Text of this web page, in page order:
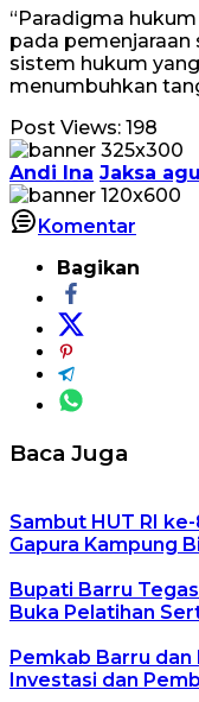
“Paradigma
pada
sistem hukum
menumbuhkan
Post Views: 198
Andi Ina Jaksa
Komentar
Bagikan
Baca Juga
Sambut HUT RI
Gapura Kampung
Bupati Barru
Buka Pelatihan
Pemkab Barru
Investasi dan